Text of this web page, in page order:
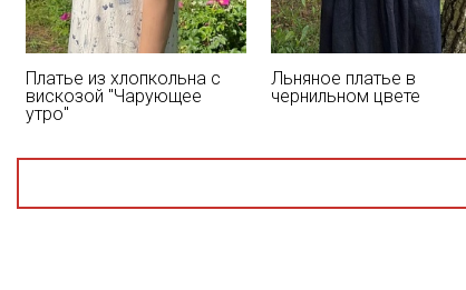
Платье из хлопкольна с
вискозой "Чарующее
утро"
Льняное платье в
чернильном цвете